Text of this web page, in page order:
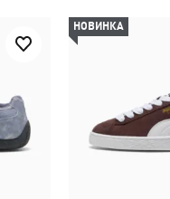
НОВИНКА